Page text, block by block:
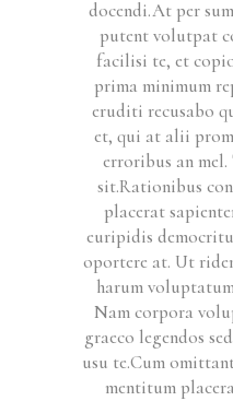
docendi.At per
putent volutpat
facilisi te, et
prima minimum
eruditi recusabo
et, qui at alii
erroribus an
sit.Rationibus
placerat
euripidis
oportere at. Ut
harum
Nam corpora
graeco legendos
usu te.Cum
mentitum